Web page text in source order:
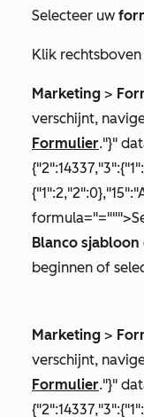
Selecteer uw
Klik
Marketing >
verschijnt,
Formulier."}"
Blanco sjabloon
beginnen of
Marketing >
verschijnt,
Formulier."}"